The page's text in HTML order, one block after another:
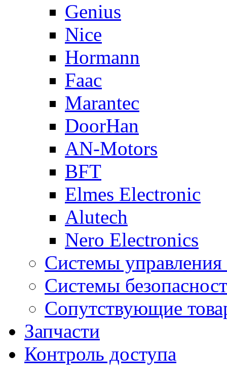
Genius
Nice
Hormann
Faac
Marantec
DoorHan
AN-Motors
BFT
Elmes Electronic
Alutech
Nero Electronics
Системы
Системы
Сопутствующие
Запчасти
Контроль доступа